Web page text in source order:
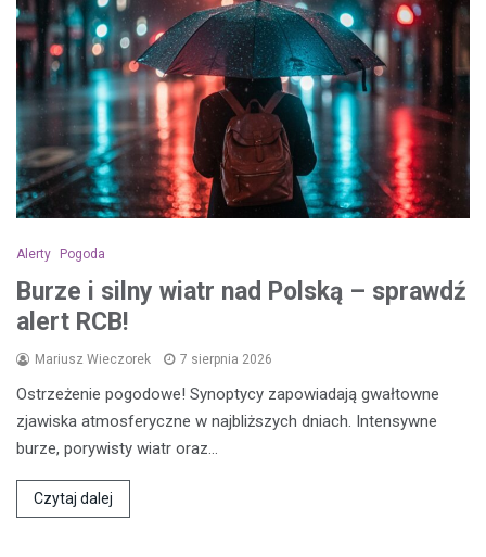
Alerty Pogoda
Burze i silny wiatr nad Polską – sprawdź
alert RCB!
Mariusz Wieczorek 7 sierpnia 2026
Ostrzeżenie pogodowe! Synoptycy zapowiadają gwałtowne
zjawiska atmosferyczne w najbliższych dniach. Intensywne
burze, porywisty wiatr oraz…
Czytaj dalej